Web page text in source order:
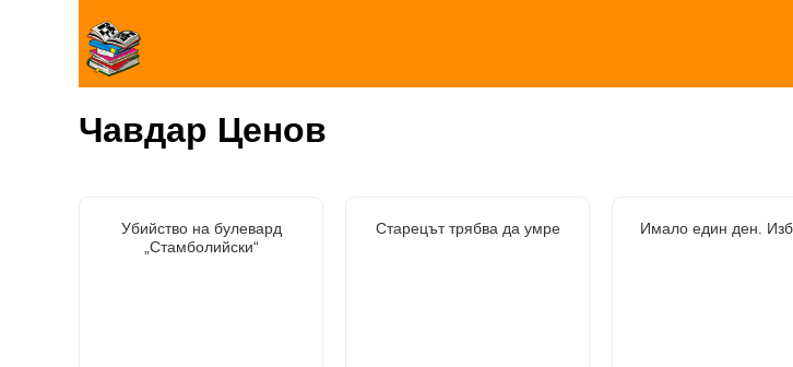
Чавдар Ценов
Убийство на булевард
„Стамболийски“
Старецът трябва да умре Имало един ден.